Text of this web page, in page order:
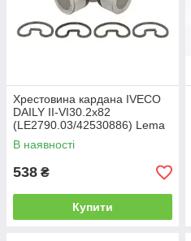
Хрестовина кардана IVECO
DAILY II-VI30.2х82
(LE2790.03/42530886) Lema
В наявності
538 ₴
Купити